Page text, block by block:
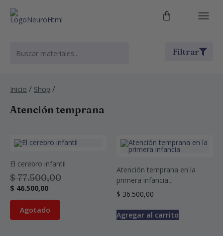
Filtrar
Inicio / Shop /
Atención temprana
El cerebro infantil
$77.500,00
$ 46.500,00
Agotado
Atención temprana en la
primera infancia...
$ 36.500,00
Agregar al carrito